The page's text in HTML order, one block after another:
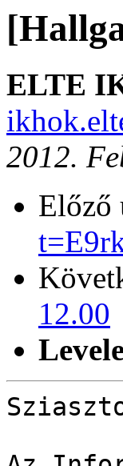
ELTE
2012.
Előző
12.00